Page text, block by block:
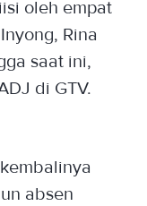
oleh empat
Rina
saat ini,
di GTV.
absen